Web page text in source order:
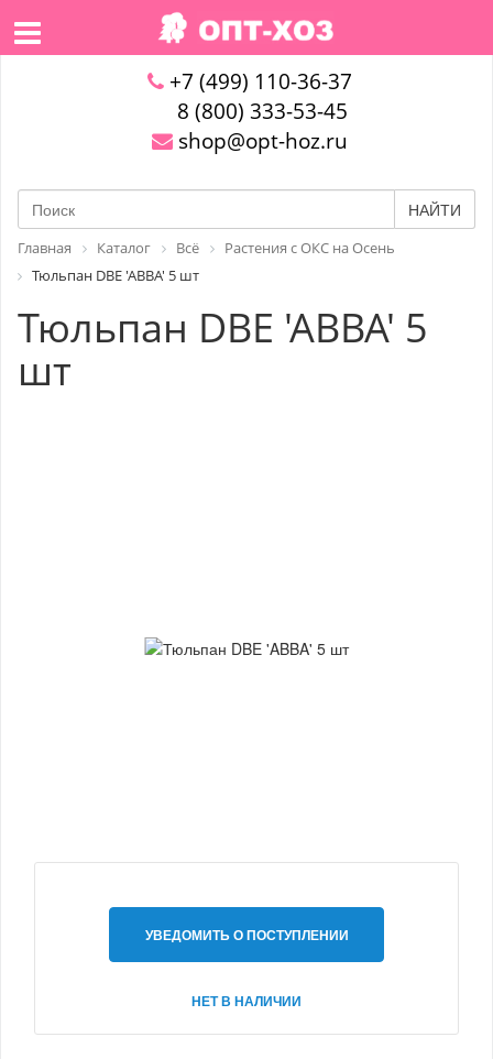
+7 (499) 110-36-37
8 (800) 333-53-45
shop@opt-hoz.ru
НАЙТИ
Главная Каталог Всё
Растения с ОКС на Осень
Тюльпан DBE 'ABBA' 5 шт
Тюльпан DBE 'ABBA' 5
шт
УВЕДОМИТЬ О ПОСТУПЛЕНИИ
НЕТ В НАЛИЧИИ